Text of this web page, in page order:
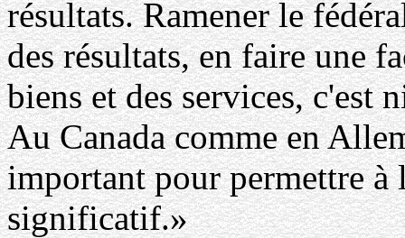
résultats. Ramener le
des résultats, en faire une
biens et des services, c'est
Au Canada comme en
important pour permettre
significatif.»